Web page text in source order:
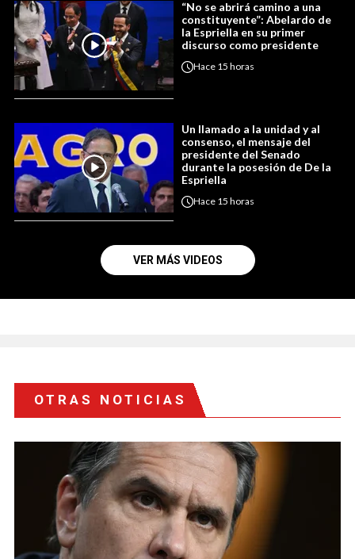
“No se abrirá camino a una
constituyente”: Abelardo de
la Espriella en su primer
discurso como presidente
Hace 15 horas
Un llamado a la unidad y al
consenso, el mensaje del
presidente del Senado
durante la posesión de De la
Espriella
Hace 15 horas
VER MÁS VIDEOS
OTRAS NOTICIAS